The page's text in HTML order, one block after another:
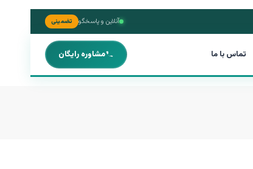
آنلاین و پاسخگو تضمینی
تماس با ما مشاوره رایگان